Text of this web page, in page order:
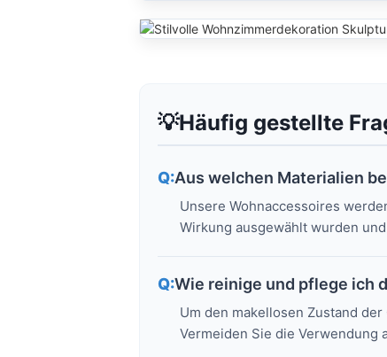
Häufig gestellte
Aus welchen Materialien
Unsere Wohnaccessoires
Wirkung ausgewählt wurden
Wie reinige und pflege ich
Um den makellosen Zustand
Vermeiden Sie die Verwendung